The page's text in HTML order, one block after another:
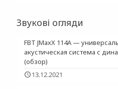
Звукові огляди
FBT JMaxX 114A —
акустическая система с
(обзор)
13.12.2021